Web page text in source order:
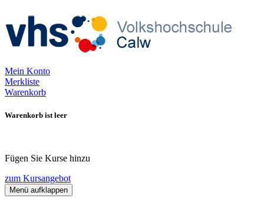
Mein Konto
Merkliste
Warenkorb
Warenkorb ist leer
Fügen Sie Kurse hinzu
zum Kursangebot
Menü aufklappen